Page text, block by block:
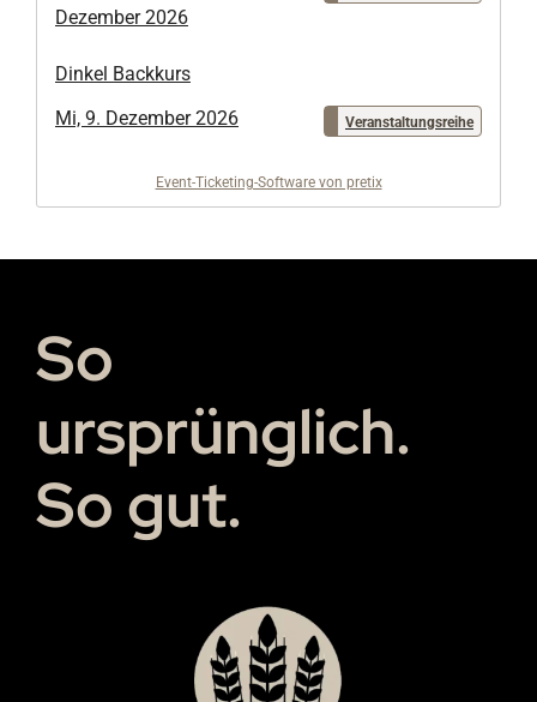
Dezember 2026
Dinkel Backkurs
Mi, 9. Dezember 2026
Veranstaltungsreihe
Event-Ticketing-Software von pretix
So
ursprünglich.
So gut.